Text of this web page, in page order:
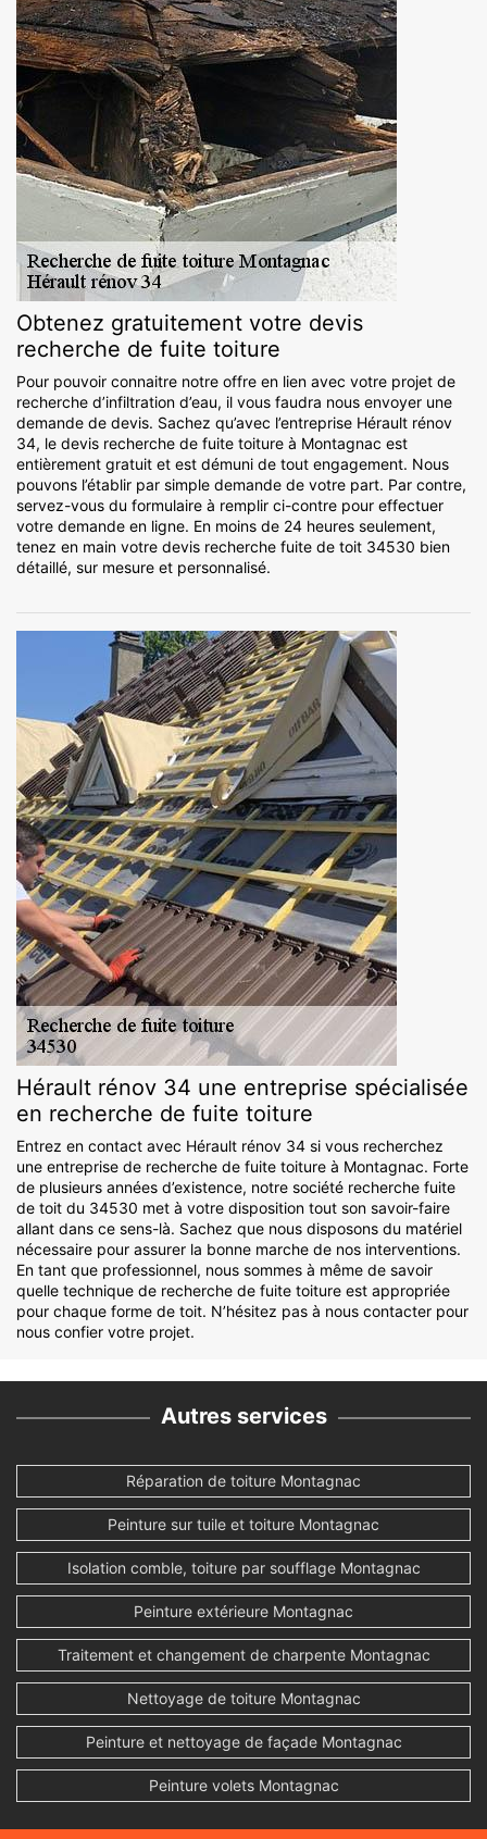
Obtenez gratuitement votre devis
recherche de fuite toiture
Pour pouvoir connaitre notre offre en lien avec votre projet de
recherche d’infiltration d’eau, il vous faudra nous envoyer une
demande de devis. Sachez qu’avec l’entreprise Hérault rénov
34, le devis recherche de fuite toiture à Montagnac est
entièrement gratuit et est démuni de tout engagement. Nous
pouvons l’établir par simple demande de votre part. Par contre,
servez-vous du formulaire à remplir ci-contre pour effectuer
votre demande en ligne. En moins de 24 heures seulement,
tenez en main votre devis recherche fuite de toit 34530 bien
détaillé, sur mesure et personnalisé.
Hérault rénov 34 une entreprise spécialisée
en recherche de fuite toiture
Entrez en contact avec Hérault rénov 34 si vous recherchez
une entreprise de recherche de fuite toiture à Montagnac. Forte
de plusieurs années d’existence, notre société recherche fuite
de toit du 34530 met à votre disposition tout son savoir-faire
allant dans ce sens-là. Sachez que nous disposons du matériel
nécessaire pour assurer la bonne marche de nos interventions.
En tant que professionnel, nous sommes à même de savoir
quelle technique de recherche de fuite toiture est appropriée
pour chaque forme de toit. N’hésitez pas à nous contacter pour
nous confier votre projet.
Autres services
Réparation de toiture Montagnac
Peinture sur tuile et toiture Montagnac
Isolation comble, toiture par soufflage Montagnac
Peinture extérieure Montagnac
Traitement et changement de charpente Montagnac
Nettoyage de toiture Montagnac
Peinture et nettoyage de façade Montagnac
Peinture volets Montagnac